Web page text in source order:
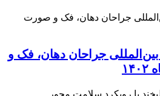
جراحان دهان، فک و